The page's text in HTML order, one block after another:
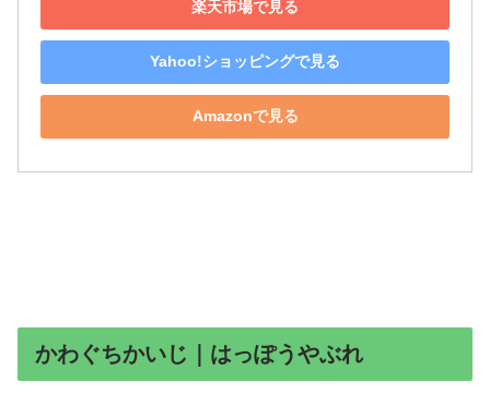
楽天市場で見る
Yahoo!ショッピングで見る
Amazonで見る
かわぐちかいじ｜はっぽうやぶれ